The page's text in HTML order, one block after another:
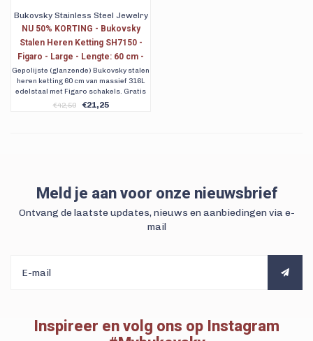
Bukovsky Stainless Steel Jewelry
NU 50% KORTING - Bukovsky
Stalen Heren Ketting SH7150 -
Figaro - Large - Lengte: 60 cm -
Breedte: 0,9 cm - Dikte: 0,2 cm
Gepolijste (glanzende) Bukovsky stalen
heren ketting 60 cm van massief 316L
edelstaal met Figaro schakels. Gratis
verzending. Ook achteraf betalen met
€42,50 €21,25
Meld je aan voor onze nieuwsbrief
Ontvang de laatste updates, nieuws en aanbiedingen via e-
mail
Inspireer en volg ons op Instagram